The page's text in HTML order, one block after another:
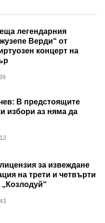
легендарния
Верди“ от
концерт на
В предстоящите
избори аз няма да
за извеждане
на трети и четвърти